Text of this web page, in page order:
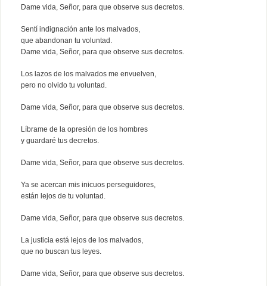
Dame vida, Señor, para que observe sus decretos.
Sentí indignación ante los malvados,
que abandonan tu voluntad.
Dame vida, Señor, para que observe sus decretos.
Los lazos de los malvados me envuelven,
pero no olvido tu voluntad.
Dame vida, Señor, para que observe sus decretos.
Líbrame de la opresión de los hombres
y guardaré tus decretos.
Dame vida, Señor, para que observe sus decretos.
Ya se acercan mis inicuos perseguidores,
están lejos de tu voluntad.
Dame vida, Señor, para que observe sus decretos.
La justicia está lejos de los malvados,
que no buscan tus leyes.
Dame vida, Señor, para que observe sus decretos.